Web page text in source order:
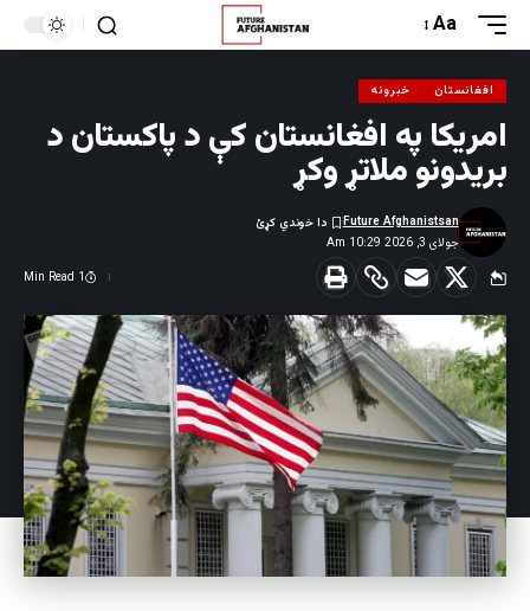
Aa
افغانستان خبرونه
امریکا په افغانستان کې د پاکستان د
بریدونو ملاتړ وکړ
جولای 3, 2026 10:29 Am
Future Afghanistsan
1 Min Read